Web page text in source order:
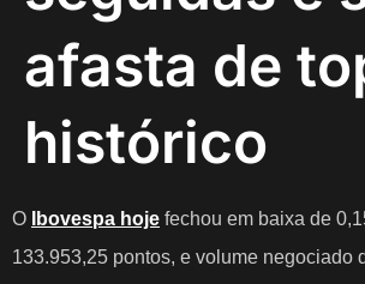
afasta de
histórico
O Ibovespa hoje fechou em baixa de
133.953,25 pontos, e volume negociado